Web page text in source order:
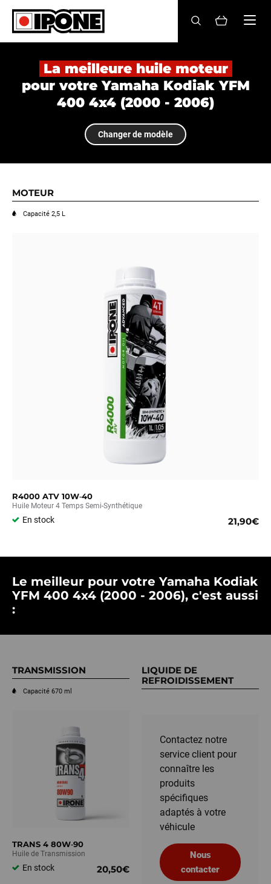
Ipone
HUILES MOTEUR
ENTRETIEN
MAINTENANCE
Revendeurs
DE BE
La meilleure huile moteur
pour votre Yamaha Kodiak YFM
400 4x4 (2000 - 2006)
Changer de modèle
MOTEUR
Capacité 2,5 L
R4000 ATV 10W‑40
Huile Moteur 4 Temps Semi-Synthétique
En stock 21,90€
Le meilleur pour votre Yamaha Kodiak
YFM 400 4x4 (2000 - 2006), c'est aussi
:
TRANSMISSION
Capacité 670 ml
TRANS 4 80W‑90
Huile de Transmission
En stock 20,50€
LIQUIDE DE
REFROIDISSEMENT
Contactez notre
service client pour
connaître les
produits
spécifiques
adaptés à votre
véhicule
Nous
contacter